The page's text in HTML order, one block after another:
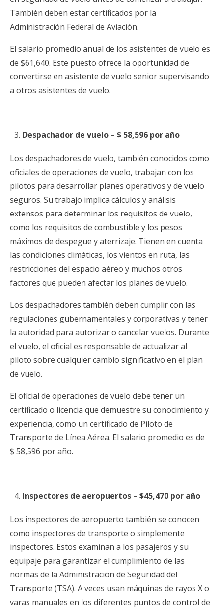
También deben estar certificados por la
Administración Federal de Aviación.
El salario promedio anual de los asistentes de vuelo es
de $61,640. Este puesto ofrece la oportunidad de
convertirse en asistente de vuelo senior supervisando
a otros asistentes de vuelo.
Despachador de vuelo – $ 58,596 por año
Los despachadores de vuelo, también conocidos como
oficiales de operaciones de vuelo, trabajan con los
pilotos para desarrollar planes operativos y de vuelo
seguros. Su trabajo implica cálculos y análisis
extensos para determinar los requisitos de vuelo,
como los requisitos de combustible y los pesos
máximos de despegue y aterrizaje. Tienen en cuenta
las condiciones climáticas, los vientos en ruta, las
restricciones del espacio aéreo y muchos otros
factores que pueden afectar los planes de vuelo.
Los despachadores también deben cumplir con las
regulaciones gubernamentales y corporativas y tener
la autoridad para autorizar o cancelar vuelos. Durante
el vuelo, el oficial es responsable de actualizar al
piloto sobre cualquier cambio significativo en el plan
de vuelo.
El oficial de operaciones de vuelo debe tener un
certificado o licencia que demuestre su conocimiento y
experiencia, como un certificado de Piloto de
Transporte de Línea Aérea. El salario promedio es de
$ 58,596 por año.
Inspectores de aeropuertos – $45,470 por año
Los inspectores de aeropuerto también se conocen
como inspectores de transporte o simplemente
inspectores. Estos examinan a los pasajeros y su
equipaje para garantizar el cumplimiento de las
normas de la Administración de Seguridad del
Transporte (TSA). A veces usan máquinas de rayos X o
varas manuales en los diferentes puntos de control de